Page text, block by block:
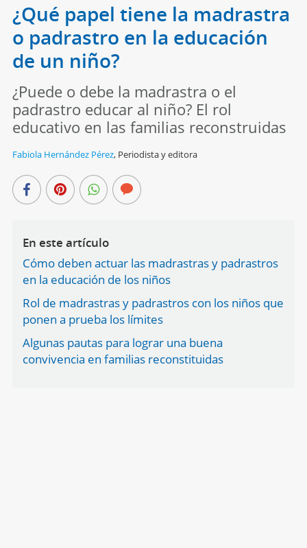
¿Qué papel tiene la madrastra
o padrastro en la educación
de un niño?
¿Puede o debe la madrastra o el
padrastro educar al niño? El rol
educativo en las familias reconstruidas
Fabiola Hernández Pérez, Periodista y editora
En este artículo
Cómo deben actuar las madrastras y padrastros
en la educación de los niños
Rol de madrastras y padrastros con los niños que
ponen a prueba los límites
Algunas pautas para lograr una buena
convivencia en familias reconstituidas